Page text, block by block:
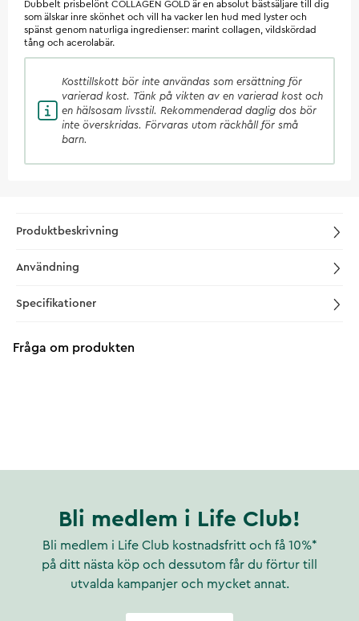
Dubbelt prisbelönt COLLAGEN GOLD är en absolut bästsäljare till dig
som älskar inre skönhet och vill ha vacker len hud med lyster och
spänst genom naturliga ingredienser: marint collagen, vildskördad
tång och acerolabär.
Kosttillskott bör inte användas som ersättning för
varierad kost. Tänk på vikten av en varierad kost och
en hälsosam livsstil. Rekommenderad daglig dos bör
inte överskridas. Förvaras utom räckhåll för små
barn.
Produktbeskrivning
Användning
Specifikationer
Fråga om produkten
Bli medlem i Life Club!
Bli medlem i Life Club kostnadsfritt och få 10%*
på ditt nästa köp och dessutom får du förtur till
utvalda kampanjer och mycket annat.